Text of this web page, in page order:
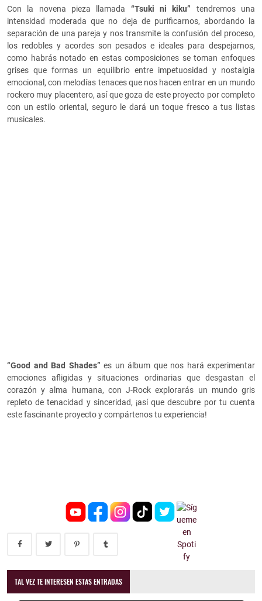
Con la novena pieza llamada “Tsuki ni kiku” tendremos una
intensidad moderada que no deja de purificarnos, abordando la
separación de una pareja y nos transmite la confusión del proceso,
los redobles y acordes son pesados e ideales para despejarnos,
como habrás notado en estas composiciones se toman enfoques
grises que formas un equilibrio entre impetuosidad y nostalgia
emocional, con melodías tenaces que nos hacen entrar en un mundo
rockero muy placentero, así que goza de este proyecto por completo
con un estilo oriental, seguro le dará un toque fresco a tus listas
musicales.
“Good and Bad Shades” es un álbum que nos hará experimentar
emociones afligidas y situaciones ordinarias que desgastan el
corazón y alma humana, con J-Rock explorarás un mundo gris
repleto de tenacidad y sinceridad, ¡así que descubre por tu cuenta
este fascinante proyecto y compártenos tu experiencia!
TAL VEZ TE INTERESEN ESTAS ENTRADAS